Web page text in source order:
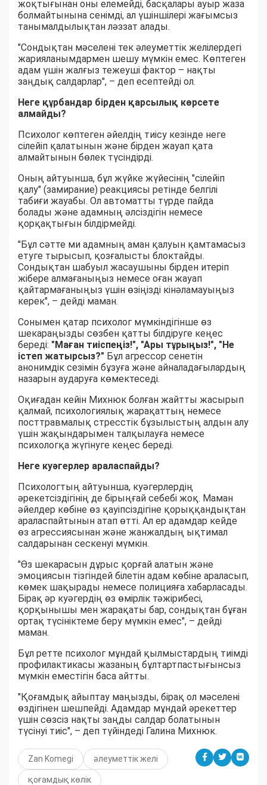
жоқтығынан оны елемейді, басқалары ауыр жаза
болмайтынына сенімді, ал үшіншілері жағымсыз
танымалдылықтан ләззат алады.
"Сондықтан мәселені тек әлеуметтік желілердегі
жарияланымдармен шешу мүмкін емес. Көптеген
адам үшін жалғыз тежеуші фактор – нақты
заңдық салдарлар", – деп есептейді ол.
Неге құрбандар бірден қарсылық көрсете
алмайды?
Психолог көптеген әйелдің тиісу кезінде неге
сілейіп қалатынын және бірден жауап қата
алмайтынын бөлек түсіндірді.
Оның айтуынша, бұл жүйке жүйесінің "сілейіп
қалу" (замирание) реакциясы ретінде белгілі
табиғи жауабы. Ол автоматты түрде пайда
болады және адамның әлсіздігін немесе
қорқақтығын білдірмейді.
"Бұл сәтте ми адамның аман қалуын қамтамасыз
етуге тырысып, қозғалысты блоктайды.
Сондықтан шабуыл жасаушыны бірден итеріп
жібере алмағаныңыз немесе оған жауап
қайтармағаныңыз үшін өзіңізді кінәламауыңыз
керек", – дейді маман.
Сонымен қатар психолог мүмкіндігінше өз
шекараңызды сөзбен қатты білдіруге кеңес
береді: "Маған тиіспеңіз!", "Ары тұрыңыз!", "Не
істеп жатырсыз?" Бұл агрессор сенетін
анонимдік сезімін бұзуға және айналадағылардың
назарын аударуға көмектеседі.
Оқиғадан кейін Михнюк болған жайтты жасырып
қалмай, психологиялық жарақаттың немесе
посттравмалық стресстік бұзылыстың алдын алу
үшін жақындарымен талқылауға немесе
психологқа жүгінуге кеңес береді.
Неге куәгерлер араласпайды?
Психологтың айтуынша, куәгерлердің
әрекетсіздігінің де бірыңғай себебі жоқ. Маман
әйелдер көбіне өз қауіпсіздігіне қорыққандықтан
араласпайтынын атап өтті. Ал ер адамдар кейде
өз агрессиясынан және жанжалдың ықтимал
салдарынан сескенуі мүмкін.
"Өз шекарасын дұрыс қорғай алатын және
эмоциясын тізгіндей білетін адам көбіне араласып,
көмек шақырады немесе полицияға хабарласады.
Бірақ әр куәгердің өз өмірлік тәжірибесі,
қорқынышы мен жарақаты бар, сондықтан бұған
ортақ түсініктеме беру мүмкін емес", – дейді
маман.
Бұл ретте психолог мұндай қылмыстардың тиімді
профилактикасы жазаның бұлтартпастығынсыз
мүмкін еместігін баса айтты.
"Қоғамдық айыптау маңызды, бірақ ол мәселені
өздігінен шешпейді. Адамдар мұндай әрекеттер
үшін сөзсіз нақты заңды салдар болатынын
түсінуі тиіс", – деп түйіндеді Галина Михнюк.
Zan Komegi әлеуметтік желі
қоғамдық көлік